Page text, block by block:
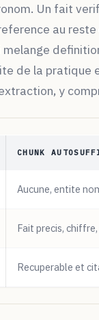
Un fait
au
melange
de la pratique
y
CHUNK
Aucune, entite
Fait precis,
Recuperable et